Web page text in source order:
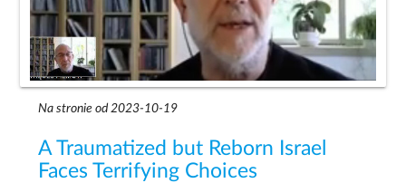
Na stronie od 2023-10-19
A Traumatized but Reborn Israel
Faces Terrifying Choices